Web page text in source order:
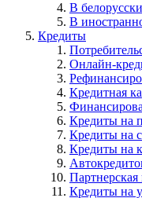
В
В
Кредиты
Онлайн-
Кредитная
Кредиты на
Кредиты на
Кредиты на
Кредиты на